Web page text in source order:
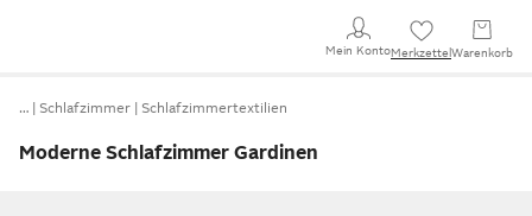
Mein KontoMerkzettel Warenkorb
… Schlafzimmer Schlafzimmertextilien
Moderne Schlafzimmer Gardinen